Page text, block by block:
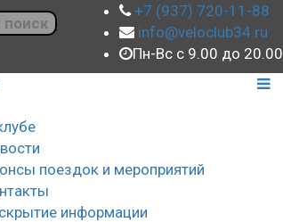
+7 (937) 720-11-88
info@veloclub34.ru
Пн-Вс с 9.00 до 20.00
поездок и мероприятий
информации